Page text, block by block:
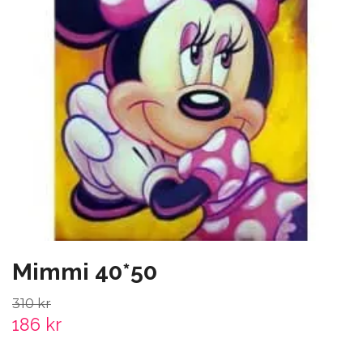
Mimmi 40*50
310 kr
186 kr